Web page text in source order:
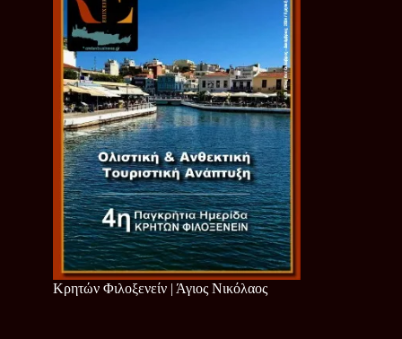
Κρητών Φιλοξενείν | Άγιος Νικόλαος